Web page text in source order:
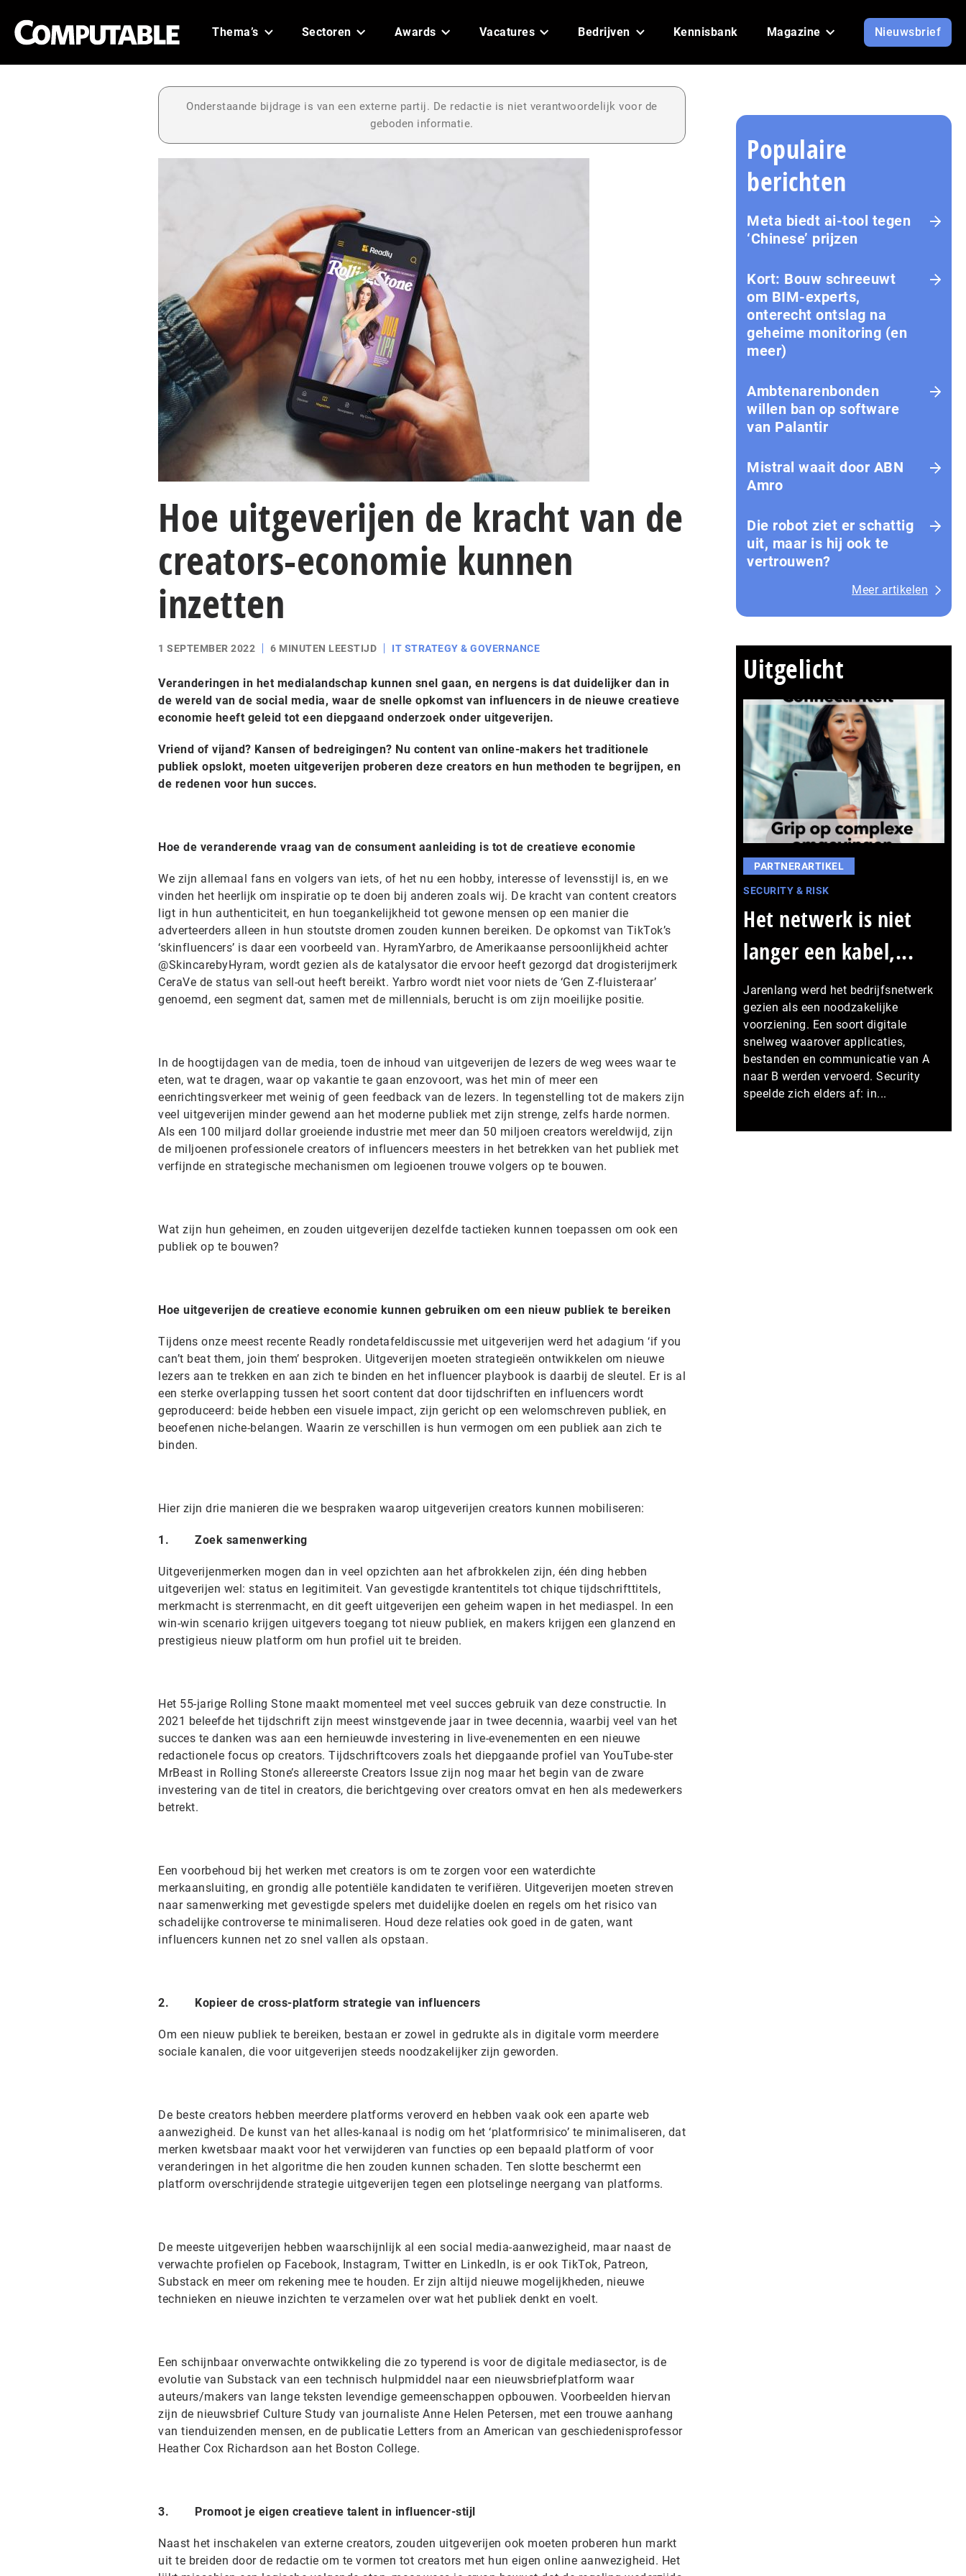
Thema’s Sectoren Awards Vacatures Bedrijven Kennisbank Magazine Nieuwsbrief
Onderstaande bijdrage is van een externe partij. De redactie is niet verantwoordelijk voor de
geboden informatie.
Hoe uitgeverijen de kracht van de
creators-economie kunnen
inzetten
1 SEPTEMBER 2022 6 MINUTEN LEESTIJD IT STRATEGY & GOVERNANCE
Veranderingen in het medialandschap kunnen snel gaan, en nergens is dat duidelijker dan in
de wereld van de social media, waar de snelle opkomst van influencers in de nieuwe creatieve
economie heeft geleid tot een diepgaand onderzoek onder uitgeverijen.
Vriend of vijand? Kansen of bedreigingen? Nu content van online-makers het traditionele
publiek opslokt, moeten uitgeverijen proberen deze creators en hun methoden te begrijpen, en
de redenen voor hun succes.
Hoe de veranderende vraag van de consument aanleiding is tot de creatieve economie
We zijn allemaal fans en volgers van iets, of het nu een hobby, interesse of levensstijl is, en we
vinden het heerlijk om inspiratie op te doen bij anderen zoals wij. De kracht van content creators
ligt in hun authenticiteit, en hun toegankelijkheid tot gewone mensen op een manier die
adverteerders alleen in hun stoutste dromen zouden kunnen bereiken. De opkomst van TikTok’s
‘skinfluencers’ is daar een voorbeeld van. HyramYarbro, de Amerikaanse persoonlijkheid achter
@SkincarebyHyram, wordt gezien als de katalysator die ervoor heeft gezorgd dat drogisterijmerk
CeraVe de status van sell-out heeft bereikt. Yarbro wordt niet voor niets de ‘Gen Z-fluisteraar’
genoemd, een segment dat, samen met de millennials, berucht is om zijn moeilijke positie.
In de hoogtijdagen van de media, toen de inhoud van uitgeverijen de lezers de weg wees waar te
eten, wat te dragen, waar op vakantie te gaan enzovoort, was het min of meer een
eenrichtingsverkeer met weinig of geen feedback van de lezers. In tegenstelling tot de makers zijn
veel uitgeverijen minder gewend aan het moderne publiek met zijn strenge, zelfs harde normen.
Als een 100 miljard dollar groeiende industrie met meer dan 50 miljoen creators wereldwijd, zijn
de miljoenen professionele creators of influencers meesters in het betrekken van het publiek met
verfijnde en strategische mechanismen om legioenen trouwe volgers op te bouwen.
Wat zijn hun geheimen, en zouden uitgeverijen dezelfde tactieken kunnen toepassen om ook een
publiek op te bouwen?
Hoe uitgeverijen de creatieve economie kunnen gebruiken om een nieuw publiek te bereiken
Tijdens onze meest recente Readly rondetafeldiscussie met uitgeverijen werd het adagium ‘if you
can’t beat them, join them’ besproken. Uitgeverijen moeten strategieën ontwikkelen om nieuwe
lezers aan te trekken en aan zich te binden en het influencer playbook is daarbij de sleutel. Er is al
een sterke overlapping tussen het soort content dat door tijdschriften en influencers wordt
geproduceerd: beide hebben een visuele impact, zijn gericht op een welomschreven publiek, en
beoefenen niche-belangen. Waarin ze verschillen is hun vermogen om een publiek aan zich te
binden.
Hier zijn drie manieren die we bespraken waarop uitgeverijen creators kunnen mobiliseren:
1. Zoek samenwerking
Uitgeverijenmerken mogen dan in veel opzichten aan het afbrokkelen zijn, één ding hebben
uitgeverijen wel: status en legitimiteit. Van gevestigde krantentitels tot chique tijdschrifttitels,
merkmacht is sterrenmacht, en dit geeft uitgeverijen een geheim wapen in het mediaspel. In een
win-win scenario krijgen uitgevers toegang tot nieuw publiek, en makers krijgen een glanzend en
prestigieus nieuw platform om hun profiel uit te breiden.
Het 55-jarige Rolling Stone maakt momenteel met veel succes gebruik van deze constructie. In
2021 beleefde het tijdschrift zijn meest winstgevende jaar in twee decennia, waarbij veel van het
succes te danken was aan een hernieuwde investering in live-evenementen en een nieuwe
redactionele focus op creators. Tijdschriftcovers zoals het diepgaande profiel van YouTube-ster
MrBeast in Rolling Stone’s allereerste Creators Issue zijn nog maar het begin van de zware
investering van de titel in creators, die berichtgeving over creators omvat en hen als medewerkers
betrekt.
Een voorbehoud bij het werken met creators is om te zorgen voor een waterdichte
merkaansluiting, en grondig alle potentiële kandidaten te verifiëren. Uitgeverijen moeten streven
naar samenwerking met gevestigde spelers met duidelijke doelen en regels om het risico van
schadelijke controverse te minimaliseren. Houd deze relaties ook goed in de gaten, want
influencers kunnen net zo snel vallen als opstaan.
2. Kopieer de cross-platform strategie van influencers
Om een nieuw publiek te bereiken, bestaan er zowel in gedrukte als in digitale vorm meerdere
sociale kanalen, die voor uitgeverijen steeds noodzakelijker zijn geworden.
De beste creators hebben meerdere platforms veroverd en hebben vaak ook een aparte web
aanwezigheid. De kunst van het alles-kanaal is nodig om het ‘platformrisico’ te minimaliseren, dat
merken kwetsbaar maakt voor het verwijderen van functies op een bepaald platform of voor
veranderingen in het algoritme die hen zouden kunnen schaden. Ten slotte beschermt een
platform overschrijdende strategie uitgeverijen tegen een plotselinge neergang van platforms.
De meeste uitgeverijen hebben waarschijnlijk al een social media-aanwezigheid, maar naast de
verwachte profielen op Facebook, Instagram, Twitter en LinkedIn, is er ook TikTok, Patreon,
Substack en meer om rekening mee te houden. Er zijn altijd nieuwe mogelijkheden, nieuwe
technieken en nieuwe inzichten te verzamelen over wat het publiek denkt en voelt.
Een schijnbaar onverwachte ontwikkeling die zo typerend is voor de digitale mediasector, is de
evolutie van Substack van een technisch hulpmiddel naar een nieuwsbriefplatform waar
auteurs/makers van lange teksten levendige gemeenschappen opbouwen. Voorbeelden hiervan
zijn de nieuwsbrief Culture Study van journaliste Anne Helen Petersen, met een trouwe aanhang
van tienduizenden mensen, en de publicatie Letters from an American van geschiedenisprofessor
Heather Cox Richardson aan het Boston College.
3. Promoot je eigen creatieve talent in influencer-stijl
Naast het inschakelen van externe creators, zouden uitgeverijen ook moeten proberen hun markt
uit te breiden door de redactie om te vormen tot creators met hun eigen online aanwezigheid. Het
Populaire
berichten
Meta biedt ai-tool tegen
‘Chinese’ prijzen
Kort: Bouw schreeuwt
om BIM-experts,
onterecht ontslag na
geheime monitoring (en
meer)
Ambtenarenbonden
willen ban op software
van Palantir
Mistral waait door ABN
Amro
Die robot ziet er schattig
uit, maar is hij ook te
vertrouwen?
Meer artikelen
Uitgelicht
PARTNERARTIKEL
SECURITY & RISK
Het netwerk is niet
langer een kabel,...
Jarenlang werd het bedrijfsnetwerk
gezien als een noodzakelijke
voorziening. Een soort digitale
snelweg waarover applicaties,
bestanden en communicatie van A
naar B werden vervoerd. Security
speelde zich elders af: in...